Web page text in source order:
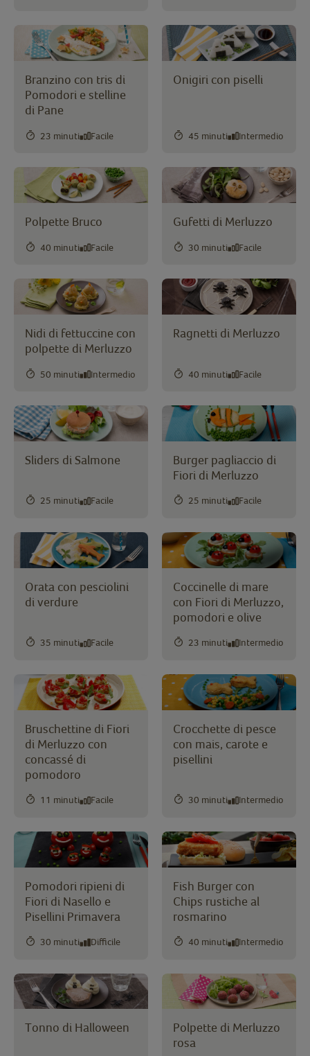
Branzino con tris di
Pomodori e stelline
di Pane
23 minuti Facile
Onigiri con piselli
45 minuti Intermedio
Polpette Bruco
40 minuti Facile
Gufetti di Merluzzo
30 minuti Facile
Nidi di fettuccine con
polpette di Merluzzo
50 minuti Intermedio
Ragnetti di Merluzzo
40 minuti Facile
Sliders di Salmone
25 minuti Facile
Burger pagliaccio di
Fiori di Merluzzo
25 minuti Facile
Orata con pesciolini
di verdure
35 minuti Facile
Coccinelle di mare
con Fiori di Merluzzo,
pomodori e olive
23 minuti Intermedio
Bruschettine di Fiori
di Merluzzo con
concassé di
pomodoro
11 minuti Facile
Crocchette di pesce
con mais, carote e
pisellini
30 minuti Intermedio
Pomodori ripieni di
Fiori di Nasello e
Pisellini Primavera
30 minuti Difficile
Fish Burger con
Chips rustiche al
rosmarino
40 minuti Intermedio
Tonno di Halloween
Polpette di Merluzzo
rosa